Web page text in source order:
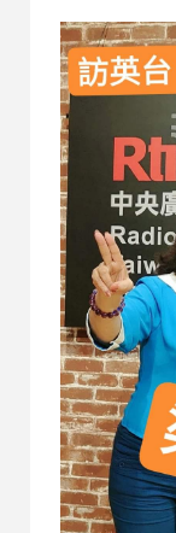
原始、最陽
目。」 唯有經歷過這個考驗後,創作人才能夠強大
去面對日新
開端。 正如老師 ~ 我們堅信, 因此堅持。 小河岸一
直是一個「
個友善環境。 希望透過舞台展演,讓音樂人發展自
己的專業,在音
時也是個避
己,找到自我的舞台。 「獨立
改變市場,更
live house便是那
城市音樂文